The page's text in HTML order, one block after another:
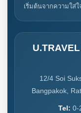
เริ่มต้นจากความใส่ใ
12/4 Soi
Bangpakok,
Tel: 0-